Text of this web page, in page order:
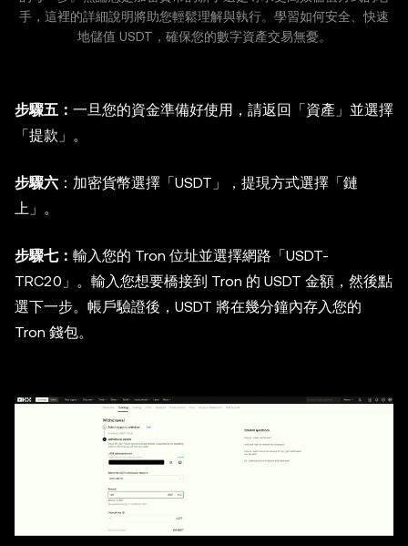
手，這裡的詳細說明將助您輕鬆理解與執行。學習如何安全、快速
地儲值 USDT，確保您的數字資產交易無憂。
步驟五： 一旦您的資金準備好使用，請返回「資產」並選擇
「提款」。
步驟六 ：加密貨幣選擇「USDT」，提現方式選擇「鏈
上」。
步驟七： 輸入您的 Tron 位址並選擇網路「USDT-
TRC20」。輸入您想要橋接到 Tron 的 USDT 金額，然後點
選下一步。帳戶驗證後，USDT 將在幾分鐘內存入您的
Tron 錢包。